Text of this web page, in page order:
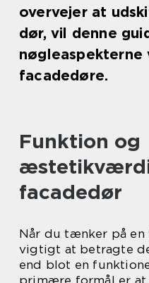
overvejer at
dør, vil denne
nøgleaspekterne
facadedøre.
Funktion og
facadedør
Når du tænker på en
vigtigt at betragte
end blot en
primære formål er at